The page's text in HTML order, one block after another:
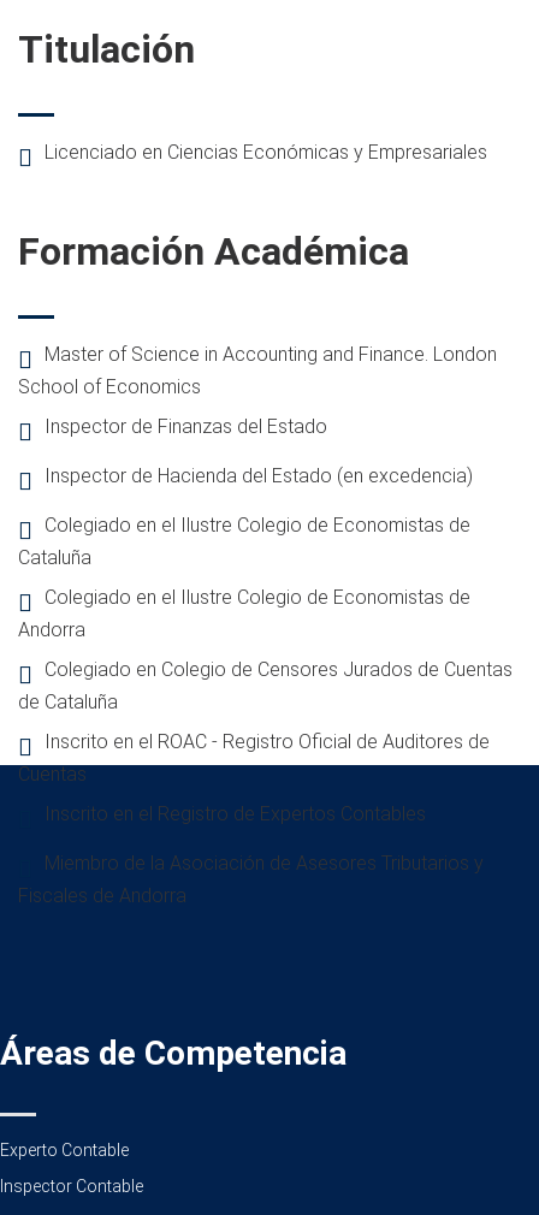
Titulación
Licenciado en Ciencias Económicas y Empresariales
Formación Académica
Master of Science in Accounting and Finance. London
School of Economics
Inspector de Finanzas del Estado
Inspector de Hacienda del Estado (en excedencia)
Colegiado en el Ilustre Colegio de Economistas de
Cataluña
Colegiado en el Ilustre Colegio de Economistas de
Andorra
Colegiado en Colegio de Censores Jurados de Cuentas
de Cataluña
Inscrito en el ROAC - Registro Oficial de Auditores de
Cuentas
Inscrito en el Registro de Expertos Contables
Miembro de la Asociación de Asesores Tributarios y
Fiscales de Andorra
Áreas de Competencia
Experto Contable
Inspector Contable